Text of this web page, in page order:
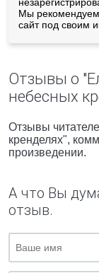
Мы
сайт под своим
Отзывы о
небесных
Отзывы
кренделях",
произведении.
А что Вы
отзыв.